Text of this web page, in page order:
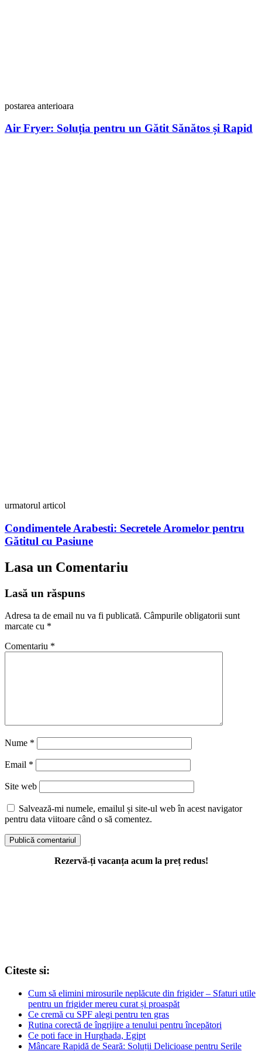
postarea anterioara
Air Fryer: Soluția pentru un Gătit Sănătos și Rapid
urmatorul articol
Condimentele Arabesti: Secretele Aromelor pentru
Gătitul cu Pasiune
Lasa un Comentariu
Lasă un răspuns
Adresa ta de email nu va fi publicată. Câmpurile obligatorii sunt
marcate cu *
Comentariu *
Nume *
Email *
Site web
Salvează-mi numele, emailul și site-ul web în acest navigator
pentru data viitoare când o să comentez.
Rezervă-ți vacanța acum la preț redus!
Citeste si:
Cum să elimini mirosurile neplăcute din frigider – Sfaturi utile
pentru un frigider mereu curat și proaspăt
Ce cremă cu SPF alegi pentru ten gras
Rutina corectă de îngrijire a tenului pentru începători
Ce poti face in Hurghada, Egipt
Mâncare Rapidă de Seară: Soluții Delicioase pentru Serile